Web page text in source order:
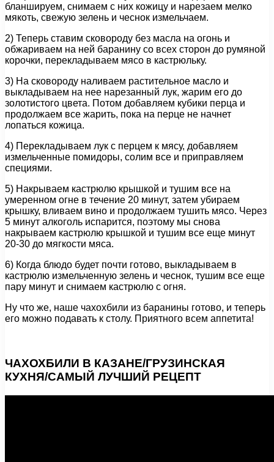
бланшируем, снимаем с них кожицу и нарезаем мелко
мякоть, свежую зелень и чеснок измельчаем.
2) Теперь ставим сковороду без масла на огонь и
обжариваем на ней баранину со всех сторон до румяной
корочки, перекладываем мясо в кастрюльку.
3) На сковороду наливаем растительное масло и
выкладываем на нее нарезанный лук, жарим его до
золотистого цвета. Потом добавляем кубики перца и
продолжаем все жарить, пока на перце не начнет
лопаться кожица.
4) Перекладываем лук с перцем к мясу, добавляем
измельченные помидоры, солим все и приправляем
специями.
5) Накрываем кастрюлю крышкой и тушим все на
умеренном огне в течение 20 минут, затем убираем
крышку, вливаем вино и продолжаем тушить мясо. Через
5 минут алкоголь испарится, поэтому мы снова
накрываем кастрюлю крышкой и тушим все еще минут
20-30 до мягкости мяса.
6) Когда блюдо будет почти готово, выкладываем в
кастрюлю измельченную зелень и чеснок, тушим все еще
пару минут и снимаем кастрюлю с огня.
Ну что же, наше чахохбили из баранины готово, и теперь
его можно подавать к столу. Приятного всем аппетита!
ЧАХОХБИЛИ В КАЗАНЕ/ГРУЗИНСКАЯ
КУХНЯ/САМЫЙ ЛУЧШИЙ РЕЦЕПТ